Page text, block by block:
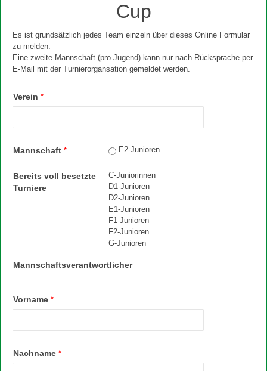
Cup
Es ist grundsätzlich jedes Team einzeln über dieses Online Formular
zu melden.
Eine zweite Mannschaft (pro Jugend) kann nur nach Rücksprache per
E-Mail mit der Turnierorgansation gemeldet werden.
Verein *
Mannschaft * E2-Junioren
Bereits voll besetzte
Turniere
C-Juniorinnen
D1-Junioren
D2-Junioren
E1-Junioren
F1-Junioren
F2-Junioren
G-Junioren
Mannschaftsverantwortlicher
Vorname *
Nachname *